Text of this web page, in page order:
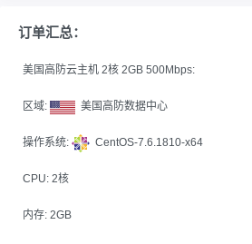
订单汇总：
美国高防云主机 2核 2GB 500Mbps:
区域: 美国高防数据中心
操作系统: CentOS-7.6.1810-x64
CPU: 2核
内存: 2GB